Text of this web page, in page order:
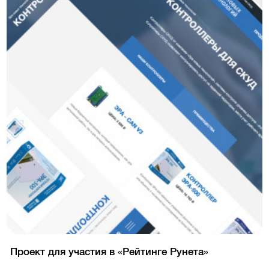
Проект для участия в «Рейтинге Рунета»